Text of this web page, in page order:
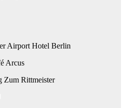
Airport Hotel Berlin
Arcus
Zum Rittmeister